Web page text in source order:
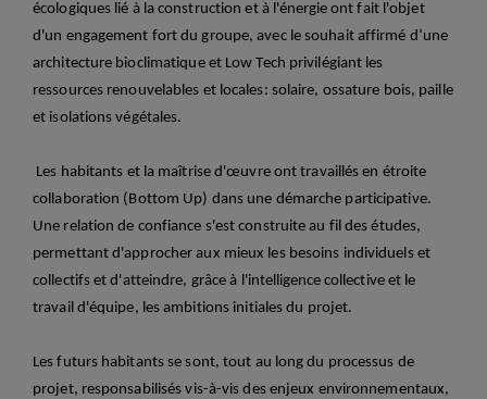
écologiques lié à la construction et à l'énergieont fait l'objet
d'un engagement fort du groupe, avec le souhait affirmé d’une
architecture bioclimatique et Low Tech privilégiant les
ressources renouvelables et locales: solaire, ossature bois, paille
et isolations végétales.
Les habitants et la maîtrise d'œuvreont travaillés en étroite
collaboration (Bottom Up) dans une démarche participative.
Une relation de confiance s'est construite au fil des études,
permettant d'approcher aux mieux les besoins individuels et
collectifs et d'atteindre, grâce à l'intelligencecollective et le
travail d'équipe, les ambitions initiales du projet.
Les futurs habitants se sont, tout au long du processus de
projet, responsabilisésvis-à-vis des enjeux environnementaux,